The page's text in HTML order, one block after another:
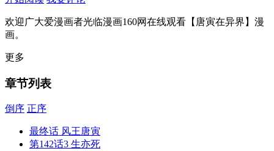
欢迎广大爱漫画者光临漫画160网在线观看【唐寅在异界】漫
画。
更多
章节列表
倒序 正序
最终话 风王唐寅
第142话3 生亦死